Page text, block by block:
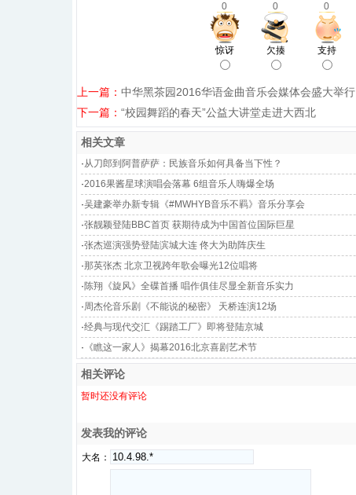
0 0 0
惊讶 欠揍 支持
上一篇： 中华黑茶园2016华语金曲音乐会媒体会盛大举行
下一篇： “校园舞蹈的春天”公益大讲堂走进大西北
相关文章
·从刀郎到阿普萨萨：民族音乐如何具备当下性？
·2016果酱星球演唱会落幕 6组音乐人嗨爆全场
·吴建豪举办新专辑《#MWHYB音乐不羁》音乐分享会
·张靓颖登陆BBC首页 获期待成为中国首位国际巨星
·张杰巡演强势登陆滨城大连 佟大为助阵庆生
·那英张杰 北京卫视跨年歌会曝光12位唱将
·陈翔《旋风》全碟首播 唱作俱佳尽显全新音乐实力
·周杰伦音乐剧《不能说的秘密》 天桥连演12场
·经典与现代交汇《踢踏工厂》即将登陆京城
· 《瞧这一家人》揭幕2016北京喜剧艺术节
相关评论
暂时还没有评论
发表我的评论
大名：